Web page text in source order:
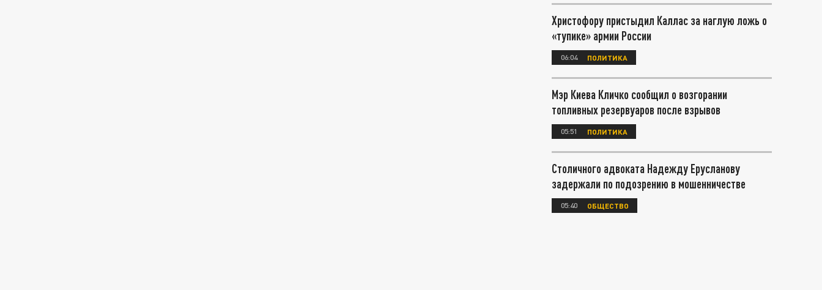
Христофору пристыдил Каллас за наглую ложь о
«тупике» армии России
06:04 ПОЛИТИКА
Мэр Киева Кличко сообщил о возгорании
топливных резервуаров после взрывов
05:51 ПОЛИТИКА
Столичного адвоката Надежду Ерусланову
задержали по подозрению в мошенничестве
05:40 ОБЩЕСТВО